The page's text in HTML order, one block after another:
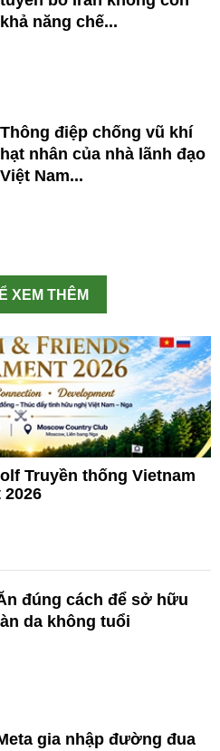
khả năng chế...
Thông điệp chống vũ khí
hạt nhân của nhà lãnh đạo
Việt Nam...
XEM THÊM
Truyền thống Vietnam
đúng cách để sở hữu
làn da không tuổi
gia nhập đường đua